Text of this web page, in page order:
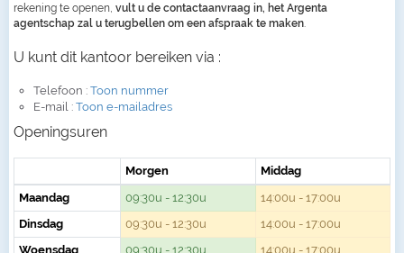
rekening te openen, vult u de contactaanvraag in, het Argenta
agentschap zal u terugbellen om een afspraak te maken
U kunt dit kantoor bereiken via :
Telefoon : Toon nummer
E-mail : Toon e-mailadres
Openingsuren
Morgen
Middag
Maandag
09:30u - 12:30u
14:00u - 17:00u
Dinsdag
09:30u - 12:30u
14:00u - 17:00u
Woensdag
09:30u - 12:30u
14:00u - 17:00u